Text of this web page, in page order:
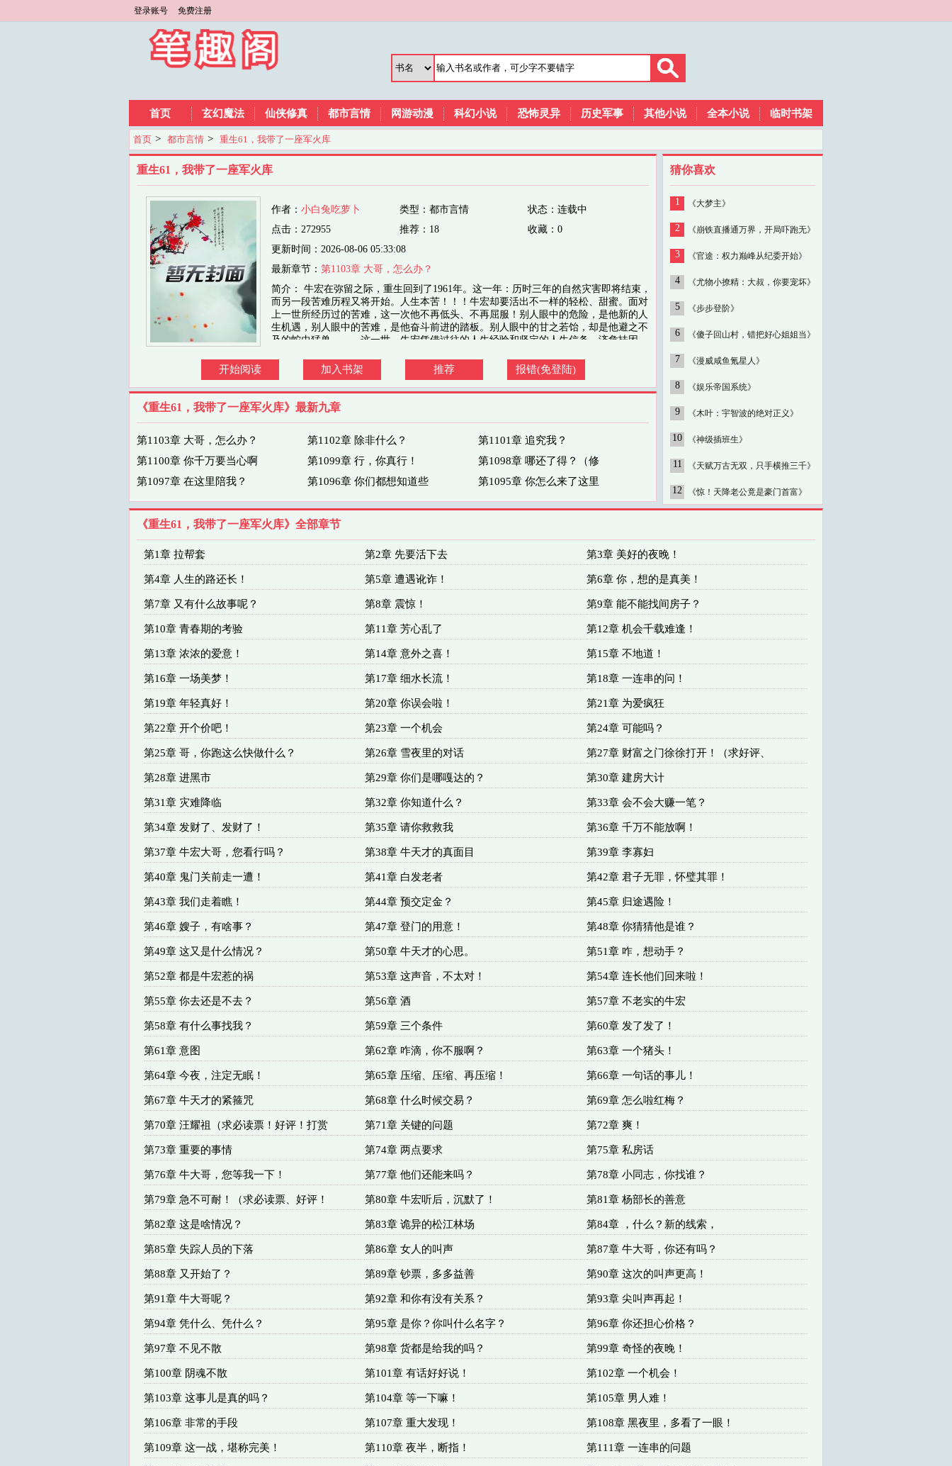
登录账号 免费注册
首页 玄幻魔法 仙侠修真 都市言情 网游动漫 科幻小说 恐怖灵异 历史军事 其他小说 全本小说 临时书架
首页 > 都市言情 > 重生61，我带了一座军火库
重生61，我带了一座军火库
作者： 小白兔吃萝卜 类型：都市言情
状态：连载中
点击：272955
推荐：18
收藏：0
更新时间：2026-08-06 05:33:08
最新章节： 第1103章 大哥，怎么办？
简介： 牛宏在弥留之际，重生回到了1961年。这一年：历时三年的自然灾害即将结束，
而另一段苦难历程又将开始。人生本苦！！！牛宏却要活出不一样的轻松、甜蜜。面对
上一世所经历过的苦难，这一次他不再低头、不再屈服！别人眼中的危险，是他新的人
生机遇，别人眼中的苦难，是他奋斗前进的踏板。别人眼中的甘之若饴，却是他避之不
及的蛇虫猛兽。……这一世，牛宏凭借过往的人生经验和坚定的人生信条，济危扶困、
开始阅读 加入书架 推荐 报错(免登陆)
猜你喜欢
1 《大梦主》
2 《崩铁直播通万界，开局吓跑无》
3 《官途：权力巅峰从纪委开始》
4 《尤物小撩精：大叔，你要宠坏》
5 《步步登阶》
6 《傻子回山村，错把好心姐姐当》
7 《漫威咸鱼氪星人》
8 《娱乐帝国系统》
9 《木叶：宇智波的绝对正义》
10 《神级插班生》
11 《天赋万古无双，只手横推三千》
12 《惊！天降老公竟是豪门首富》
《重生61，我带了一座军火库》最新九章
第1103章 大哥，怎么办？ 第1102章 除非什么？
第1101章 追究我？
第1100章 你千万要当心啊
第1099章 行，你真行！
第1098章 哪还了得？（修
第1097章 在这里陪我？
第1096章 你们都想知道些 第1095章 你怎么来了这里
《重生61，我带了一座军火库》全部章节
第1章 拉帮套 第2章 先要活下去 第3章 美好的夜晚！
第4章 人生的路还长！ 第5章 遭遇讹诈！ 第6章 你，想的是真美！
第7章 又有什么故事呢？ 第8章 震惊！ 第9章 能不能找间房子？
第10章 青春期的考验 第11章 芳心乱了 第12章 机会千载难逢！
第13章 浓浓的爱意！ 第14章 意外之喜！ 第15章 不地道！
第16章 一场美梦！ 第17章 细水长流！ 第18章 一连串的问！
第19章 年轻真好！ 第20章 你误会啦！ 第21章 为爱疯狂
第22章 开个价吧！ 第23章 一个机会 第24章 可能吗？
第25章 哥，你跑这么快做什么？ 第26章 雪夜里的对话 第27章 财富之门徐徐打开！（求好评、
第28章 进黑市 第29章 你们是哪嘎达的？ 第30章 建房大计
第31章 灾难降临 第32章 你知道什么？ 第33章 会不会大赚一笔？
第34章 发财了、发财了！ 第35章 请你救救我 第36章 千万不能放啊！
第37章 牛宏大哥，您看行吗？ 第38章 牛天才的真面目 第39章 李寡妇
第40章 鬼门关前走一遭！ 第41章 白发老者 第42章 君子无罪，怀璧其罪！
第43章 我们走着瞧！ 第44章 预交定金？ 第45章 归途遇险！
第46章 嫂子，有啥事？ 第47章 登门的用意！ 第48章 你猜猜他是谁？
第49章 这又是什么情况？ 第50章 牛天才的心思。 第51章 咋，想动手？
第52章 都是牛宏惹的祸 第53章 这声音，不太对！ 第54章 连长他们回来啦！
第55章 你去还是不去？ 第56章 酒 第57章 不老实的牛宏
第58章 有什么事找我？ 第59章 三个条件 第60章 发了发了！
第61章 意图 第62章 咋滴，你不服啊？ 第63章 一个猪头！
第64章 今夜，注定无眠！ 第65章 压缩、压缩、再压缩！ 第66章 一句话的事儿！
第67章 牛天才的紧箍咒 第68章 什么时候交易？ 第69章 怎么啦红梅？
第70章 汪耀祖（求必读票！好评！打赏 第71章 关键的问题 第72章 爽！
第73章 重要的事情 第74章 两点要求 第75章 私房话
第76章 牛大哥，您等我一下！ 第77章 他们还能来吗？ 第78章 小同志，你找谁？
第79章 急不可耐！（求必读票、好评！ 第80章 牛宏听后，沉默了！ 第81章 杨部长的善意
第82章 这是啥情况？ 第83章 诡异的松江林场 第84章 ，什么？新的线索，
第85章 失踪人员的下落 第86章 女人的叫声 第87章 牛大哥，你还有吗？
第88章 又开始了？ 第89章 钞票，多多益善 第90章 这次的叫声更高！
第91章 牛大哥呢？ 第92章 和你有没有关系？ 第93章 尖叫声再起！
第94章 凭什么、凭什么？ 第95章 是你？你叫什么名字？ 第96章 你还担心价格？
第97章 不见不散 第98章 货都是给我的吗？ 第99章 奇怪的夜晚！
第100章 阴魂不散 第101章 有话好好说！ 第102章 一个机会！
第103章 这事儿是真的吗？ 第104章 等一下嘛！ 第105章 男人难！
第106章 非常的手段 第107章 重大发现！ 第108章 黑夜里，多看了一眼！
第109章 这一战，堪称完美！ 第110章 夜半，断指！ 第111章 一连串的问题